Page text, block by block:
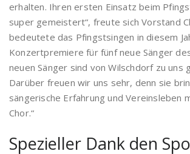
erhalten. Ihren ersten Einsatz beim
super gemeistert“, freute sich Vorstand
bedeutete das Pfingstsingen in diesem
Konzertpremiere für fünf neue Sänger
neuen Sänger sind von Wilschdorf zu uns
Darüber freuen wir uns sehr, denn sie
sängerische Erfahrung und Vereinsleben
Chor.“
Spezieller Dank den